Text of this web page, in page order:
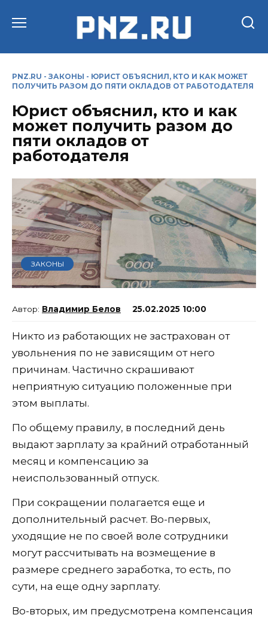
PNZ.RU - ЗАКОНЫ - ЮРИСТ ОБЪЯСНИЛ, КТО И КАК МОЖЕТ
ПОЛУЧИТЬ РАЗОМ ДО ПЯТИ ОКЛАДОВ ОТ РАБОТОДАТЕЛЯ
Юрист объяснил, кто и как
может получить разом до
пяти окладов от
работодателя
ЗАКОНЫ
Владимир Белов 25.02.2025 10:00
Никто из работающих не застрахован от
увольнения по не зависящим от него
причинам. Частично скрашивают
неприятную ситуацию положенные при
этом выплаты.
По общему правилу, в последний день
выдают зарплату за крайний отработанный
месяц и компенсацию за
неиспользованный отпуск.
При сокращении полагается еще и
дополнительный расчет. Во-первых,
уходящие не по своей воле сотрудники
могут рассчитывать на возмещение в
размере среднего заработка, то есть, по
сути, на еще одну зарплату.
Во-вторых, им предусмотрена компенсация